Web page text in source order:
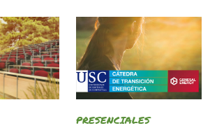
PRESENCIALES